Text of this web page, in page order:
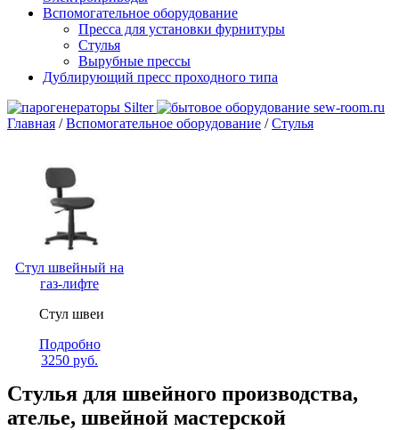
Вспомогательное оборудование
Пресса для установки фурнитуры
Стулья
Вырубные прессы
Дублирующий пресс проходного типа
Главная /Вспомогательное оборудование /Стулья
Стул швейный на
газ-лифте
Стул швеи
Подробно
3250 руб.
Стулья для швейного производства,
ателье, швейной мастерской